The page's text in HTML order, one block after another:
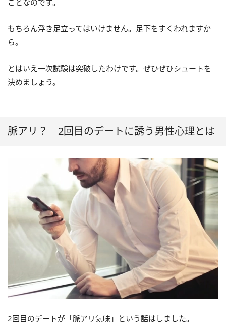
ことなのです。
もちろん浮き足立ってはいけません。足下をすくわれますか
ら。
とはいえ一次試験は突破したわけです。ぜひぜひシュートを
決めましょう。
脈アリ？ 2回目のデートに誘う男性心理とは
2回目のデートが「脈アリ気味」という話はしました。